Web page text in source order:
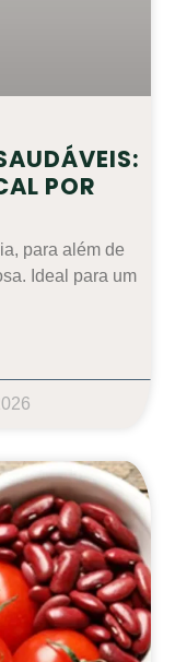
POR
para além de
Ideal para um